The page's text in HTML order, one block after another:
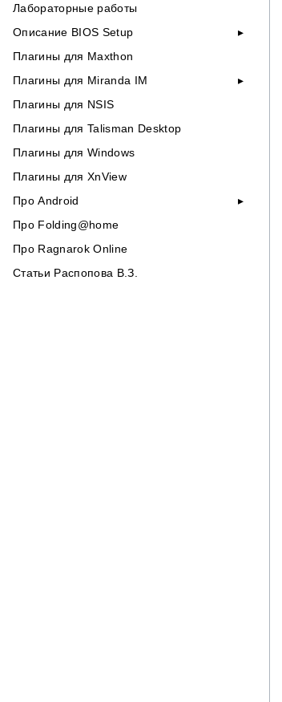
Лабораторные работы
Описание BIOS Setup
Плагины для Maxthon
Плагины для Miranda IM
Плагины для NSIS
Плагины для Talisman Desktop
Плагины для Windows
Плагины для XnView
Про Android
Про Folding@home
Про Ragnarok Online
Статьи Распопова В.З.